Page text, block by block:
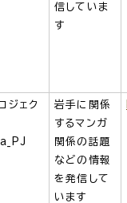
信していま
す
ジェク
岩手に関係
するマンガ
関係の話題
などの情報
を発信して
います